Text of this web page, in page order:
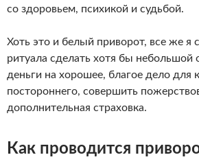
со здоровьем, психикой и судьбой.
Хоть это и белый приворот, все же я
ритуала сделать хотя бы небольшой
деньги на хорошее, благое дело для
постороннего, совершить
дополнительная страховка.
Как проводится